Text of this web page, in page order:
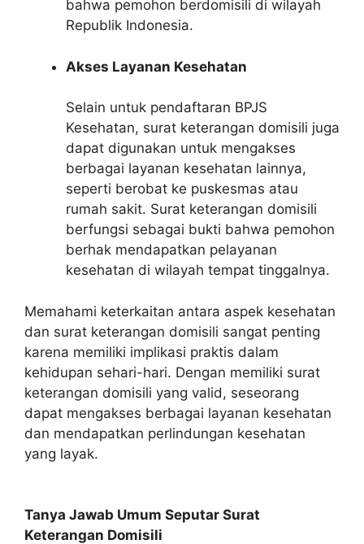
bahwa pemohon berdomisili di wilayah
Republik Indonesia.
Akses Layanan Kesehatan
Selain untuk pendaftaran BPJS
Kesehatan, surat keterangan domisili juga
dapat digunakan untuk mengakses
berbagai layanan kesehatan lainnya,
seperti berobat ke puskesmas atau
rumah sakit. Surat keterangan domisili
berfungsi sebagai bukti bahwa pemohon
berhak mendapatkan pelayanan
kesehatan di wilayah tempat tinggalnya.
Memahami keterkaitan antara aspek kesehatan
dan surat keterangan domisili sangat penting
karena memiliki implikasi praktis dalam
kehidupan sehari-hari. Dengan memiliki surat
keterangan domisili yang valid, seseorang
dapat mengakses berbagai layanan kesehatan
dan mendapatkan perlindungan kesehatan
yang layak.
Tanya Jawab Umum Seputar Surat
Keterangan Domisili